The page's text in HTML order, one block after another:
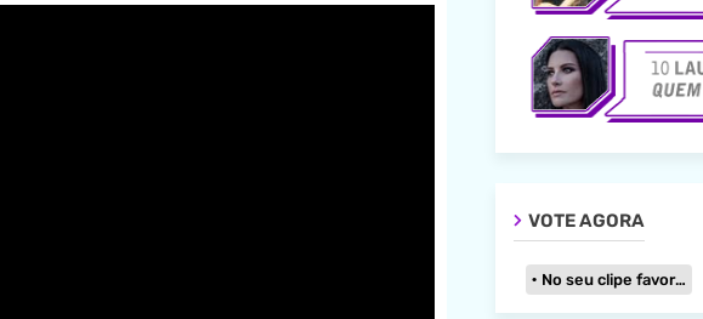
VOTE AGORA
No seu clipe favorito